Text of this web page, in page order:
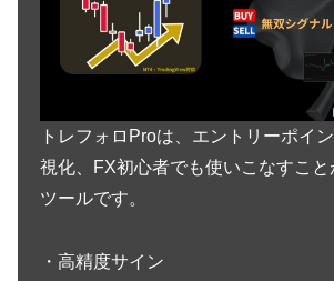
トレフォロProは、エントリーポイ
視化、FX初心者でも使いこなすこ
ツールです。
・高精度サイン